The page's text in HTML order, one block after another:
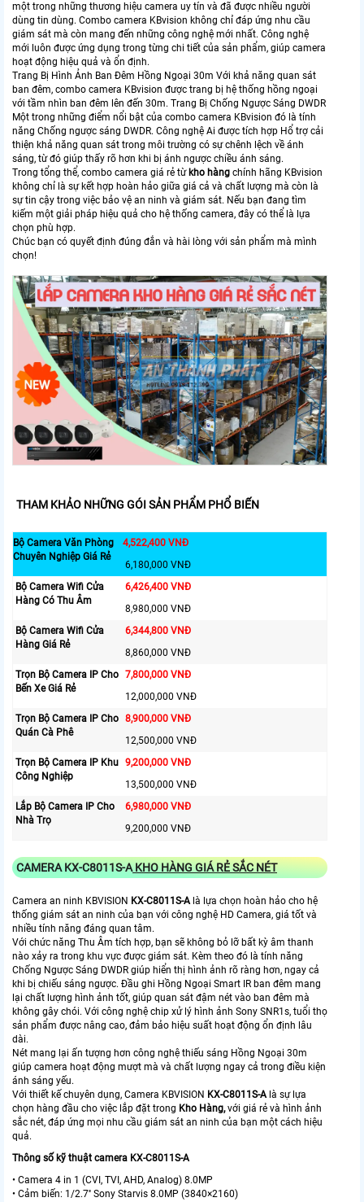
một trong những thương hiệu camera uy tín và đã được nhiều người
dùng tin dùng. Combo camera KBvision không chỉ đáp ứng nhu cầu
giám sát mà còn mang đến những công nghệ mới nhất. Công nghệ
mới luôn được ứng dụng trong từng chi tiết của sản phẩm, giúp camera
hoạt động hiệu quả và ổn định.
Trang Bị Hình Ảnh Ban Đêm Hồng Ngoại 30m Với khả năng quan sát
ban đêm, combo camera KBvision được trang bị hệ thống hồng ngoại
với tầm nhìn ban đêm lên đến 30m. Trang Bị Chống Ngược Sáng DWDR
Một trong những điểm nổi bật của combo camera KBvision đó là tính
năng Chống ngược sáng DWDR. Công nghệ Ai được tích hợp Hổ trợ cải
thiện khả năng quan sát trong môi trường có sự chênh lệch về ánh
sáng, từ đó giúp thấy rõ hơn khi bị ánh ngược chiều ánh sáng.
Trong tổng thể, combo camera giá rẻ từ kho hàng chính hãng KBvision
không chỉ là sự kết hợp hoàn hảo giữa giá cả và chất lượng mà còn là
sự tin cậy trong việc bảo vệ an ninh và giám sát. Nếu bạn đang tìm
kiếm một giải pháp hiệu quả cho hệ thống camera, đây có thể là lựa
chọn phù hợp.
Chúc bạn có quyết định đúng đắn và hài lòng với sản phẩm mà mình
chọn!
THAM KHẢO NHỮNG GÓI SẢN PHẨM PHỔ BIẾN
Bộ Camera Văn Phòng
Chuyên Nghiệp Giá Rẻ
4,522,400 VNĐ
6,180,000 VNĐ
Bộ Camera Wifi Cửa
Hàng Có Thu Âm
6,426,400 VNĐ
8,980,000 VNĐ
Bộ Camera Wifi Cửa
Hàng Giá Rẻ
6,344,800 VNĐ
8,860,000 VNĐ
Trọn Bộ Camera IP Cho
Bến Xe Giá Rẻ
7,800,000 VNĐ
12,000,000 VNĐ
Trọn Bộ Camera IP Cho
Quán Cà Phê
8,900,000 VNĐ
12,500,000 VNĐ
Trọn Bộ Camera IP Khu
Công Nghiệp
9,200,000 VNĐ
13,500,000 VNĐ
Lắp Bộ Camera IP Cho
Nhà Trọ
6,980,000 VNĐ
9,200,000 VNĐ
CAMERA KX-C8011S-AKHO HÀNG GIÁ RẺ SẮC NÉT
Camera an ninh KBVISION KX-C8011S-A là lựa chọn hoàn hảo cho hệ
thống giám sát an ninh của bạn với công nghệ HD Camera, giá tốt và
nhiều tính năng đáng quan tâm.
Với chức năng Thu Âm tích hợp, bạn sẽ không bỏ lỡ bất kỳ âm thanh
nào xảy ra trong khu vực được giám sát. Kèm theo đó là tính năng
Chống Ngược Sáng DWDR giúp hiển thị hình ảnh rõ ràng hơn, ngay cả
khi bị chiếu sáng ngược. Đầu ghi Hồng Ngoại Smart IR ban đêm mang
lại chất lượng hình ảnh tốt, giúp quan sát đậm nét vào ban đêm mà
không gây chói. Với công nghệ chip xử lý hình ảnh Sony SNR1s, tuổi thọ
sản phẩm được nâng cao, đảm bảo hiệu suất hoạt động ổn định lâu
dài.
Nét mang lại ấn tượng hơn công nghệ thiếu sáng Hồng Ngoại 30m
giúp camera hoạt động mượt mà và chất lượng ngay cả trong điều kiện
ánh sáng yếu.
Với thiết kế chuyên dụng, Camera KBVISION KX-C8011S-A là sự lựa
chọn hàng đầu cho việc lắp đặt trong Kho Hàng,với giá rẻ và hình ảnh
sắc nét, đáp ứng mọi nhu cầu giám sát an ninh của bạn một cách hiệu
quả.
Thông số kỹ thuật camera KX-C8011S-A
• Camera 4 in 1 (CVI, TVI, AHD, Analog) 8.0MP
• Cảm biến: 1/2.7'' Sony Starvis 8.0MP (3840×2160)